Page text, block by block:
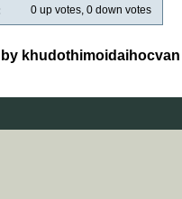
0 up votes, 0 down votes
khudothimoidaihocvan